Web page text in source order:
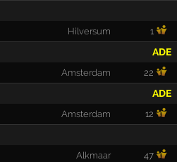
Hilversum 1
ADE
Amsterdam 22
ADE
Amsterdam 12
Alkmaar 47